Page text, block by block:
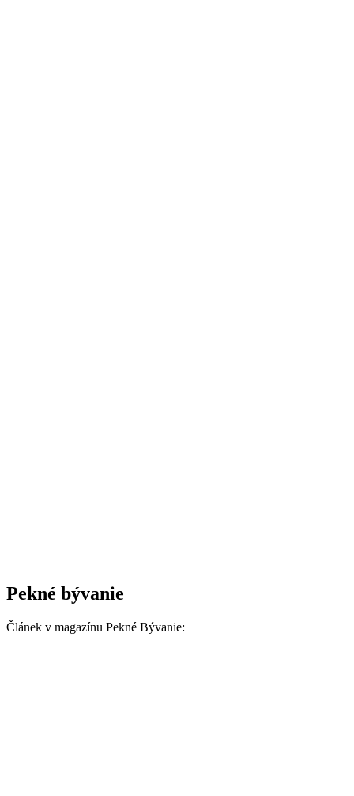
Pekné bývanie
Článek v magazínu Pekné Bývanie: